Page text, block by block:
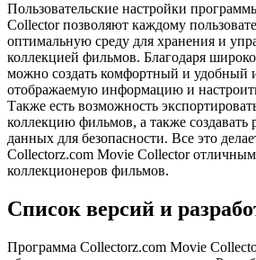
Пользовательские настройки
Collector позволяют каждому
оптимальную среду для хранения и
коллекцией фильмов. Благодаря
можно создать комфортный и удобный
отображаемую информацию и
Также есть возможность
коллекцию фильмов, а также создавать
данных для безопасности. Все это
Collectorz.com Movie Collector
коллекционеров фильмов.
Список версий и
Программа Collectorz.com Movie